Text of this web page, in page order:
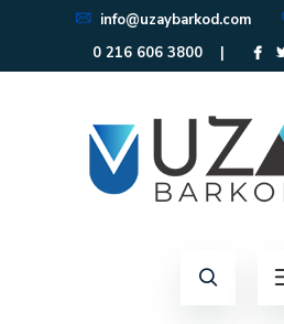
info@uzaybarkod.com
0 216 606 3800 |